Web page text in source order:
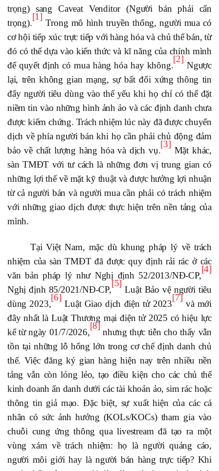
trọng) sang Caveat Venditor (Người bán phải cẩn
trọng).
[1]
Trong mô hình truyền thống, người mua có
cơ hội tiếp xúc trực tiếp với hàng hóa và chủ thể bán, từ
đó có thể dựa vào kiến thức và kĩ năng của chính mình
để quyết định có mua hàng hóa hay không.
[2]
Ngược
lại, trên không gian mạng, sự bất đối xứng thông tin
đẩy người tiêu dùng vào thế yếu khi họ chỉ có thể đặt
niềm tin vào những hình ảnh ảo và các định danh chưa
được kiểm chứng. Trách nhiệm lúc này đã được chuyển
dịch về phía người bán khi họ cần phải chủ động đảm
bảo về chất lượng hàng hóa và dịch vụ.
[3]
Mặt khác,
sàn TMĐT với tư cách là những đơn vị trung gian có
những lợi thế về mặt kỹ thuật và được hưởng lợi nhuận
từ cả người bán và người mua cần phải có trách nhiệm
với những giao dịch được thực hiện trên nền tảng của
mình.
Tại Việt Nam, mặc dù khung pháp lý về trách
nhiệm của sàn TMĐT đã được quy định rải rác ở các
văn bản pháp lý như Nghị định 52/2013/NĐ-CP,
[4]
Nghị định 85/2021/NĐ-CP,
[5]
Luật Bảo vệ người tiêu
dùng 2023,
[6]
Luật Giao dịch điện tử 2023
[7]
và mới
đây nhất là Luật Thương mại điện tử 2025 có hiệu lực
kể từ ngày 01/7/2026,
[8]
nhưng thực tiễn cho thấy vẫn
tồn tại những lỗ hổng lớn trong cơ chế định danh chủ
thể. Việc đăng ký gian hàng hiện nay trên nhiều nền
tảng vẫn còn lỏng lẻo, tạo điều kiện cho các chủ thể
kinh doanh ẩn danh dưới các tài khoản ảo, sim rác hoặc
thông tin giả mạo. Đặc biệt, sự xuất hiện của các cá
nhân có sức ảnh hưởng (KOLs/KOCs) tham gia vào
chuỗi cung ứng thông qua livestream đã tạo ra một
vùng xám về trách nhiệm: họ là người quảng cáo,
người môi giới hay là người bán hàng trực tiếp? Khi